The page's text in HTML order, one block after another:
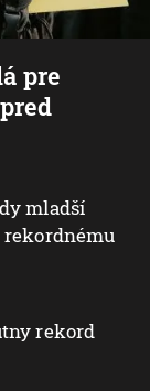
pre
mladší
rekordnému
rekord